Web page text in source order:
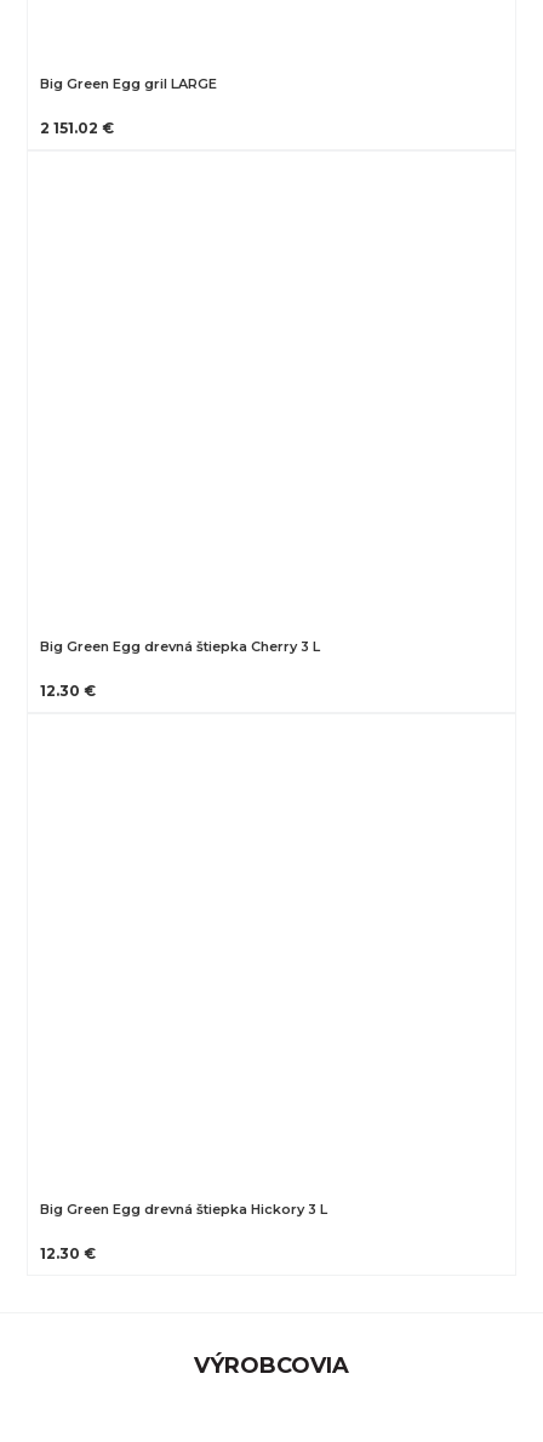
Big Green Egg gril LARGE
2 151.02 €
Big Green Egg drevná štiepka Cherry 3 L
12.30 €
Big Green Egg drevná štiepka Hickory 3 L
12.30 €
VÝROBCOVIA